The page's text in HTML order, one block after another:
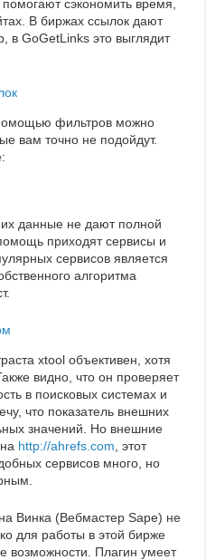
сэкономить время,
В биржах ссылок дают
GoGetLinks это выглядит
фильтров можно
вам точно не подойдут.
данные не дают полной
приходят сервисы и
сервисов является
алгоритма
xtool объективен, хотя
видно, что он проверяет
в поисковых системах и
что показатель внешних
значений. Но внешние
http://ahrefs.com , этот
сервисов много, но
Винка (Вебмастер Sape) не
для работы в этой бирже
возможности. Плагин умеет